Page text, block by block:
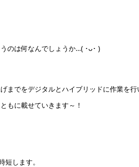
のは何なんでしょうか…( ･ᴗ･ )
までをデジタルとハイブリッドに作業を行
もに載せていきます～！
します。